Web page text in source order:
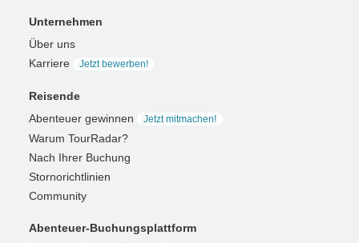
Unternehmen
Über uns
Karriere
Jetzt bewerben!
Reisende
Abenteuer gewinnen
Jetzt mitmachen!
Warum TourRadar?
Nach Ihrer Buchung
Stornorichtlinien
Community
Abenteuer-Buchungsplattform